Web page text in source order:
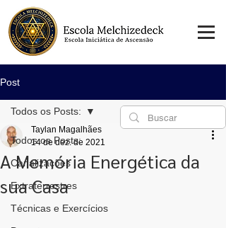
Post
Todos os Posts:
Canalizações
Extraterrestres
Técnicas e Exercícios
Todos os Posts:
A Memória Energética da
sua Casa
Taylan Magalhães
14 de dez. de 2021